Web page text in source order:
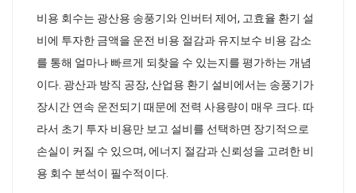
비용 회수는 광산용 송풍기와 인버터 제어, 고효율 환기 설
비에 투자한 금액을 운전 비용 절감과 유지보수 비용 감소
를 통해 얼마나 빠르게 되찾을 수 있는지를 평가하는 개념
이다. 광산과 방직 공장, 산업용 환기 설비에서는 송풍기가
장시간 연속 운전되기 때문에 전력 사용량이 매우 크다. 따
라서 초기 투자 비용만 보고 설비를 선택하면 장기적으로
손실이 커질 수 있으며, 에너지 절감과 신뢰성을 고려한 비
용 회수 분석이 필수적이다.